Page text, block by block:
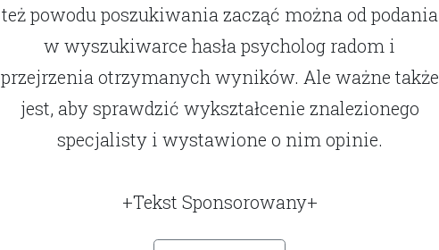
też powodu poszukiwania zacząć można od podania
w wyszukiwarce hasła psycholog radom i
przejrzenia otrzymanych wyników. Ale ważne także
jest, aby sprawdzić wykształcenie znalezionego
specjalisty i wystawione o nim opinie.
+Tekst Sponsorowany+